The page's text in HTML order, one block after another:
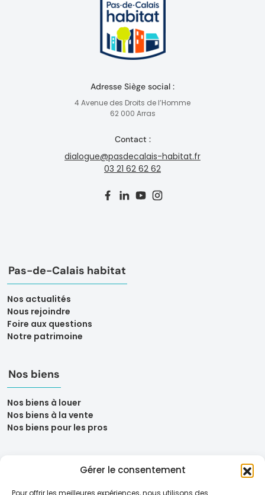
Gérer le consentement
Pour offrir les meilleures expériences, nous utilisons des
Adresse Siège social :
4 Avenue des Droits de l’Homme
62 000 Arras
Contact :
dialogue@pasdecalais-habitat.fr
03 21 62 62 62
Pas-de-Calais habitat
Nos actualités
Nous rejoindre
Foire aux questions
Notre patrimoine
Nos biens
Nos biens à louer
Nos biens à la vente
Nos biens pour les pros